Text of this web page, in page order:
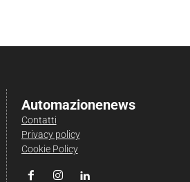
Automazionenews
Contatti
Privacy policy
Cookie Policy